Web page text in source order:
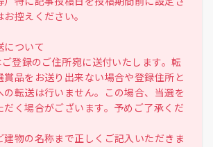
控えください。
ついて
登録のご住所宛に送付いたします。転
賞品をお送り出来ない場合や登録住所と
の転送は行いません。この場合、当選を
だく場合がございます。予めご了承くだ
物の名称まで正しくご記入いただきま